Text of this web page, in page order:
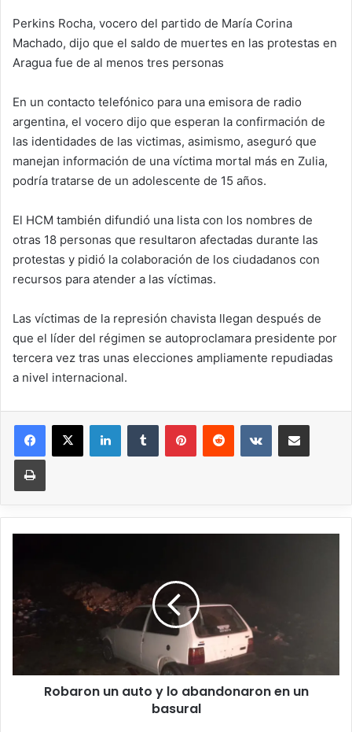
Perkins Rocha, vocero del partido de María Corina
Machado, dijo que el saldo de muertes en las protestas en
Aragua fue de al menos tres personas
En un contacto telefónico para una emisora de radio
argentina, el vocero dijo que esperan la confirmación de
las identidades de las victimas, asimismo, aseguró que
manejan información de una víctima mortal más en Zulia,
podría tratarse de un adolescente de 15 años.
El HCM también difundió una lista con los nombres de
otras 18 personas que resultaron afectadas durante las
protestas y pidió la colaboración de los ciudadanos con
recursos para atender a las víctimas.
Las víctimas de la represión chavista llegan después de
que el líder del régimen se autoproclamara presidente por
tercera vez tras unas elecciones ampliamente repudiadas
a nivel internacional.
Robaron un auto y lo abandonaron en un
basural